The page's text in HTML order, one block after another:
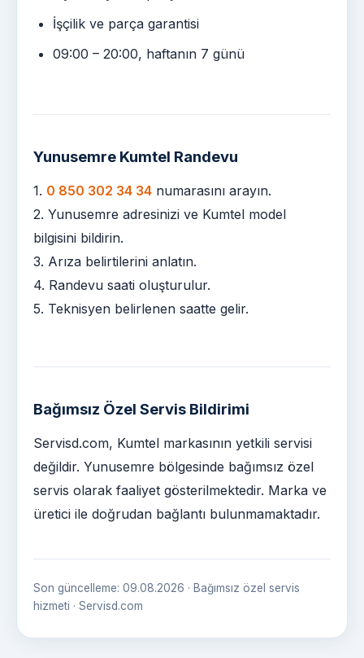
İşçilik ve parça garantisi
09:00 – 20:00, haftanın 7 günü
Yunusemre Kumtel Randevu
1. 0 850 302 34 34 numarasını arayın.
2. Yunusemre adresinizi ve Kumtel model
bilgisini bildirin.
3. Arıza belirtilerini anlatın.
4. Randevu saati oluşturulur.
5. Teknisyen belirlenen saatte gelir.
Bağımsız Özel Servis Bildirimi
Servisd.com, Kumtel markasının yetkili servisi
değildir. Yunusemre bölgesinde bağımsız özel
servis olarak faaliyet gösterilmektedir. Marka ve
üretici ile doğrudan bağlantı bulunmamaktadır.
Son güncelleme: 09.08.2026 · Bağımsız özel servis
hizmeti · Servisd.com